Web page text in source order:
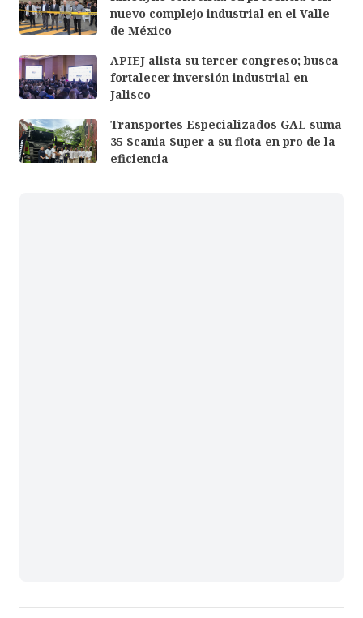
nuevo complejo industrial en el Valle
de México
APIEJ alista su tercer congreso; busca
fortalecer inversión industrial en
Jalisco
Transportes Especializados GAL suma
35 Scania Super a su flota en pro de la
eficiencia